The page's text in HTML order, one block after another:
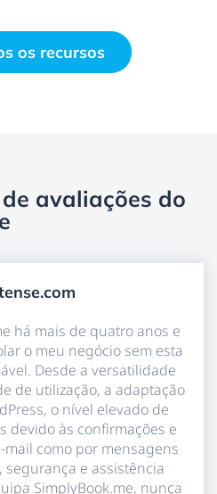
os recursos
avaliações do
há mais de quatro anos e
o meu negócio sem esta
Desde a versatilidade
de utilização, a adaptação
o nível elevado de
devido às confirmações e
como por mensagens
segurança e assistência
SimplyBook.me, nunca